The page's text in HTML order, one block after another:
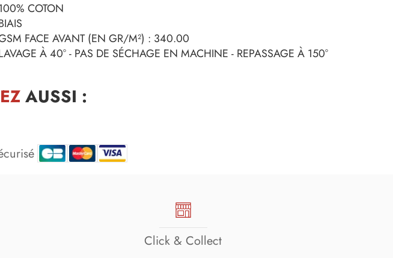
COTON
FACE AVANT (EN GR/M²) : 340.00
À 40° - PAS DE SÉCHAGE EN MACHINE - REPASSAGE À 150°
AUSSI :
Click & Collect